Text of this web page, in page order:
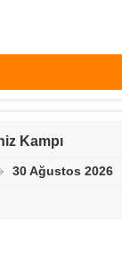
Kampı
30 Ağustos 2026